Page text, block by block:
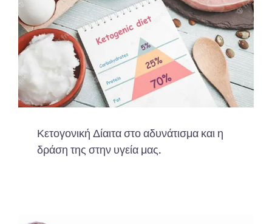
Κετογονική Δίαιτα στο αδυνάτισμα και η
δράση της στην υγεία μας.